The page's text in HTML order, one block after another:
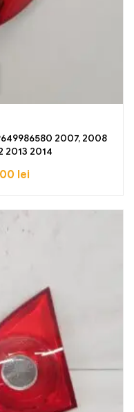
2007, 2008
2013 2014
lei